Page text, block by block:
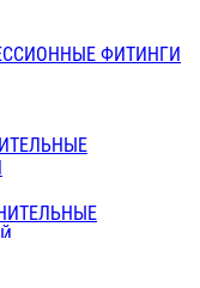
ФИТИНГИ